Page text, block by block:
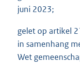
juni 2023;
gelet op artikel
in samenhang
Wet